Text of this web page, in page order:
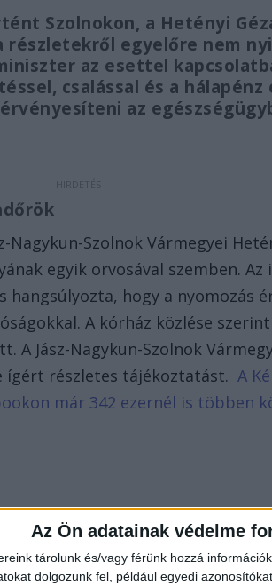
Az Ön adatainak védelme
tárolunk és/vagy férünk hozzá
dolgozunk fel, például egyedi
Szolnokon, a Hetényi
részletekről egyelőre nem
az esettel
csalással és a hálapénz
az
Szolnok Vármegyei
egyik orvosával szemben. Az
hogy a nyomozás
A kórház közlése
A Jász-Nagykun-Szolnok
ígért részletes tájékoztatást.A
már 342 ezernél is többen